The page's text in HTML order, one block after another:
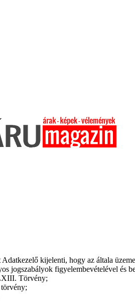
kijelenti, hogy az általa
jogszabályok figyelembevételével és
Törvény;